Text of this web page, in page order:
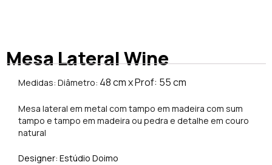
Mesa Lateral Wine
Medidas: Diâmetro: 48 cm x Prof: 55 cm
Mesa lateral em metal com tampo em madeira com sum
tampo e tampo em madeira ou pedra e detalhe em couro
natural
Designer: Estúdio Doimo